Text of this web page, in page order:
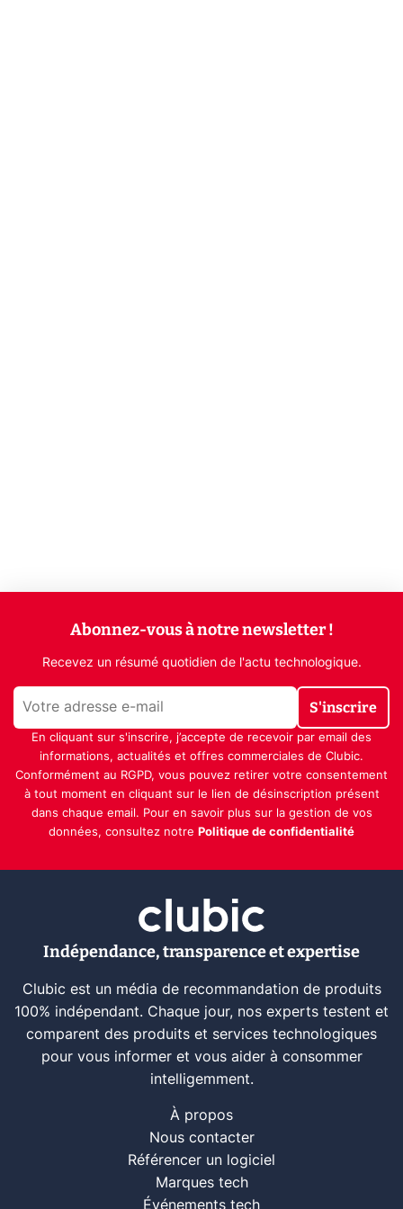
Abonnez-vous à notre newsletter !
Recevez un résumé quotidien de l'actu technologique.
S'inscrire
En cliquant sur s'inscrire, j’accepte de recevoir par email des
informations, actualités et offres commerciales de Clubic.
Conformément au RGPD, vous pouvez retirer votre consentement
à tout moment en cliquant sur le lien de désinscription présent
dans chaque email. Pour en savoir plus sur la gestion de vos
données, consultez notre Politique de confidentialité
Indépendance, transparence et expertise
Clubic est un média de recommandation de produits
100% indépendant. Chaque jour, nos experts testent et
comparent des produits et services technologiques
pour vous informer et vous aider à consommer
intelligemment.
À propos
Nous contacter
Référencer un logiciel
Marques tech
Événements tech